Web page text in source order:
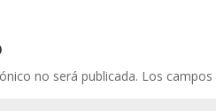
no será publicada. Los